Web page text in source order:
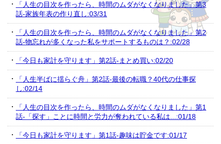
「人生の目次を作ったら、時間のムダがなくなりました」第3
話-家族年表の作り直し:03/31
「人生の目次を作ったら、時間のムダがなくなりました」第2
話-物忘れが多くなった私をサポートするものは？:02/28
「今日も家計を守ります」第2話-まとめ買い:02/20
「人生半ばに揺らぐ舟」第2話-最後の転職？40代の仕事探
し:02/14
「人生の目次を作ったら、時間のムダがなくなりました」第1
話-「探す」ことに時間と労力が奪われている私は...:01/18
「今日も家計を守ります」第1話-趣味は貯金です:01/17